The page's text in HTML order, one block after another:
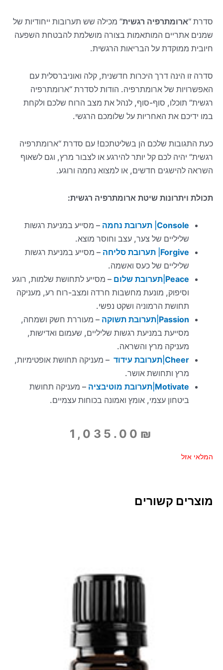
סדרת “ארומתרפיה רגשית” מכילה שש תערובות ייחודיות של
שמנים אתריים המותאמות בצורה מושלמת להבטחת השפעה
חיובית ממוקדת על הבריאות הרגשית.
סדרה זו הינה דרך היכרות חדשנית, קלה ואוניברסלית עם
האפשרויות של ארומתרפיה. הודות לסדרת “ארומתרפיה
רגשית” תוכלו, סוף-סוף, לנהל את מצב הרוח שלכם ולקחת
במו ידיכם את האחריות על שלומכם הרגשי.
כעת התגובות שלכם הן בשליטתכם! עם סדרת “ארומתרפיה
רגשית” יהיה לכם קל יותר להירגע או לצבור מרץ, וגם לשאוף
השראה להישגים חדשים, או למצוא נחמה ורוגע.
תכולת ויתרונות שיטת ארומתרפיה רגשית:
Console תערובת נחמה – מסייע במניעת רגשות
שליליים של צער, עצב וחוסר מוצא.
Forgive תערובת סליחה – מסייע במניעת רגשות
שליליים של כעס ואשמה.
Peace תערובת שלום – מסייע לתחושת שלמות, רוגע
וסיפוק, מונעת מחשבות חרדה ומצב-רוח רע, מעניקה
תחושת הרמוניה ושקט נפשי.
Passion תערובת תשוקה – מעוררת חשק ושמחה,
מסייעת במניעת רגשות שליליים, שעמום ואדישות,
מעניקה מרץ והשראה.
Cheer תערובת עידוד – מעניקה תחושת אופטימיות,
מרץ ותחושת אושר.
Motivate תערובת מוטיבציה – מעניקה תחושת
ביטחון עצמי, אומץ ואמונה בכוחות עצמיים.
1,035.00 ₪
המלאי אזל
מוצרים קשורים